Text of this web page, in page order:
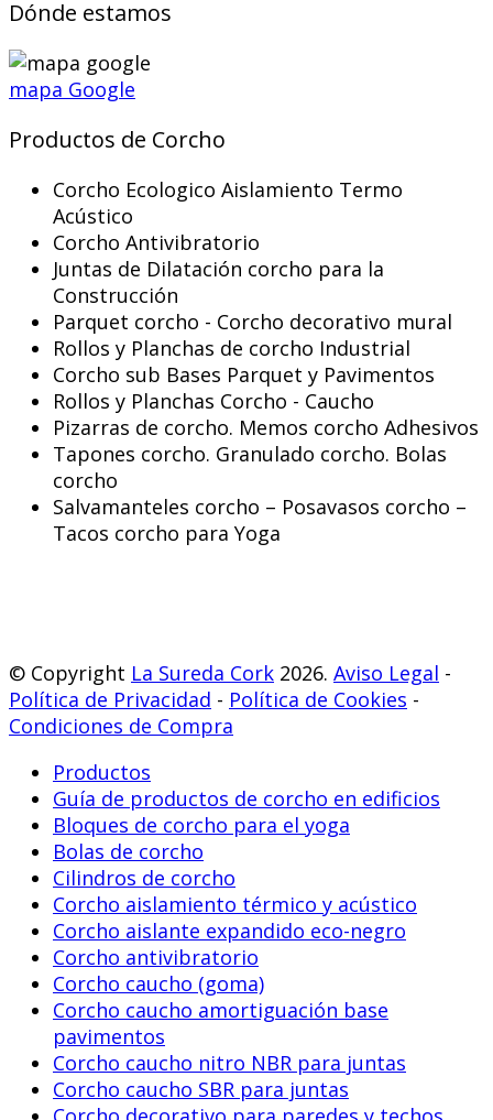
Dónde estamos
mapa Google
Productos de Corcho
Corcho Ecologico Aislamiento Termo
Acústico
Corcho Antivibratorio
Juntas de Dilatación corcho para la
Construcción
Parquet corcho - Corcho decorativo mural
Rollos y Planchas de corcho Industrial
Corcho sub Bases Parquet y Pavimentos
Rollos y Planchas Corcho - Caucho
Pizarras de corcho. Memos corcho Adhesivos
Tapones corcho. Granulado corcho. Bolas
corcho
Salvamanteles corcho – Posavasos corcho –
Tacos corcho para Yoga
© Copyright La Sureda Cork 2026. Aviso Legal -
Política de Privacidad - Política de Cookies -
Condiciones de Compra
Productos
Guía de productos de corcho en edificios
Bloques de corcho para el yoga
Bolas de corcho
Cilindros de corcho
Corcho aislamiento térmico y acústico
Corcho aislante expandido eco-negro
Corcho antivibratorio
Corcho caucho (goma)
Corcho caucho amortiguación base
pavimentos
Corcho caucho nitro NBR para juntas
Corcho caucho SBR para juntas